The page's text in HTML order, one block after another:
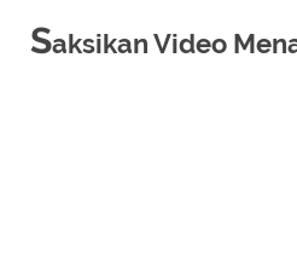
Saksikan Video